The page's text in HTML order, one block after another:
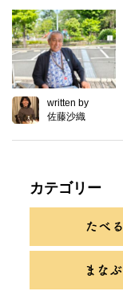
written by
佐藤沙織
カテゴリー